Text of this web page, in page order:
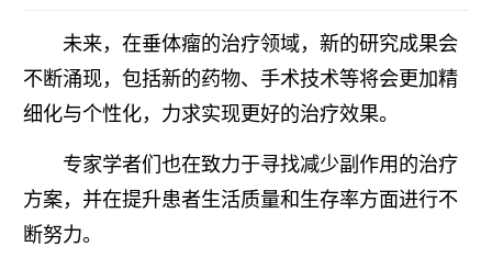
未来，在垂体瘤的治疗领域，新的研究成果会
不断涌现，包括新的药物、手术技术等将会更加精
细化与个性化，力求实现更好的治疗效果。
专家学者们也在致力于寻找减少副作用的治疗
方案，并在提升患者生活质量和生存率方面进行不
断努力。